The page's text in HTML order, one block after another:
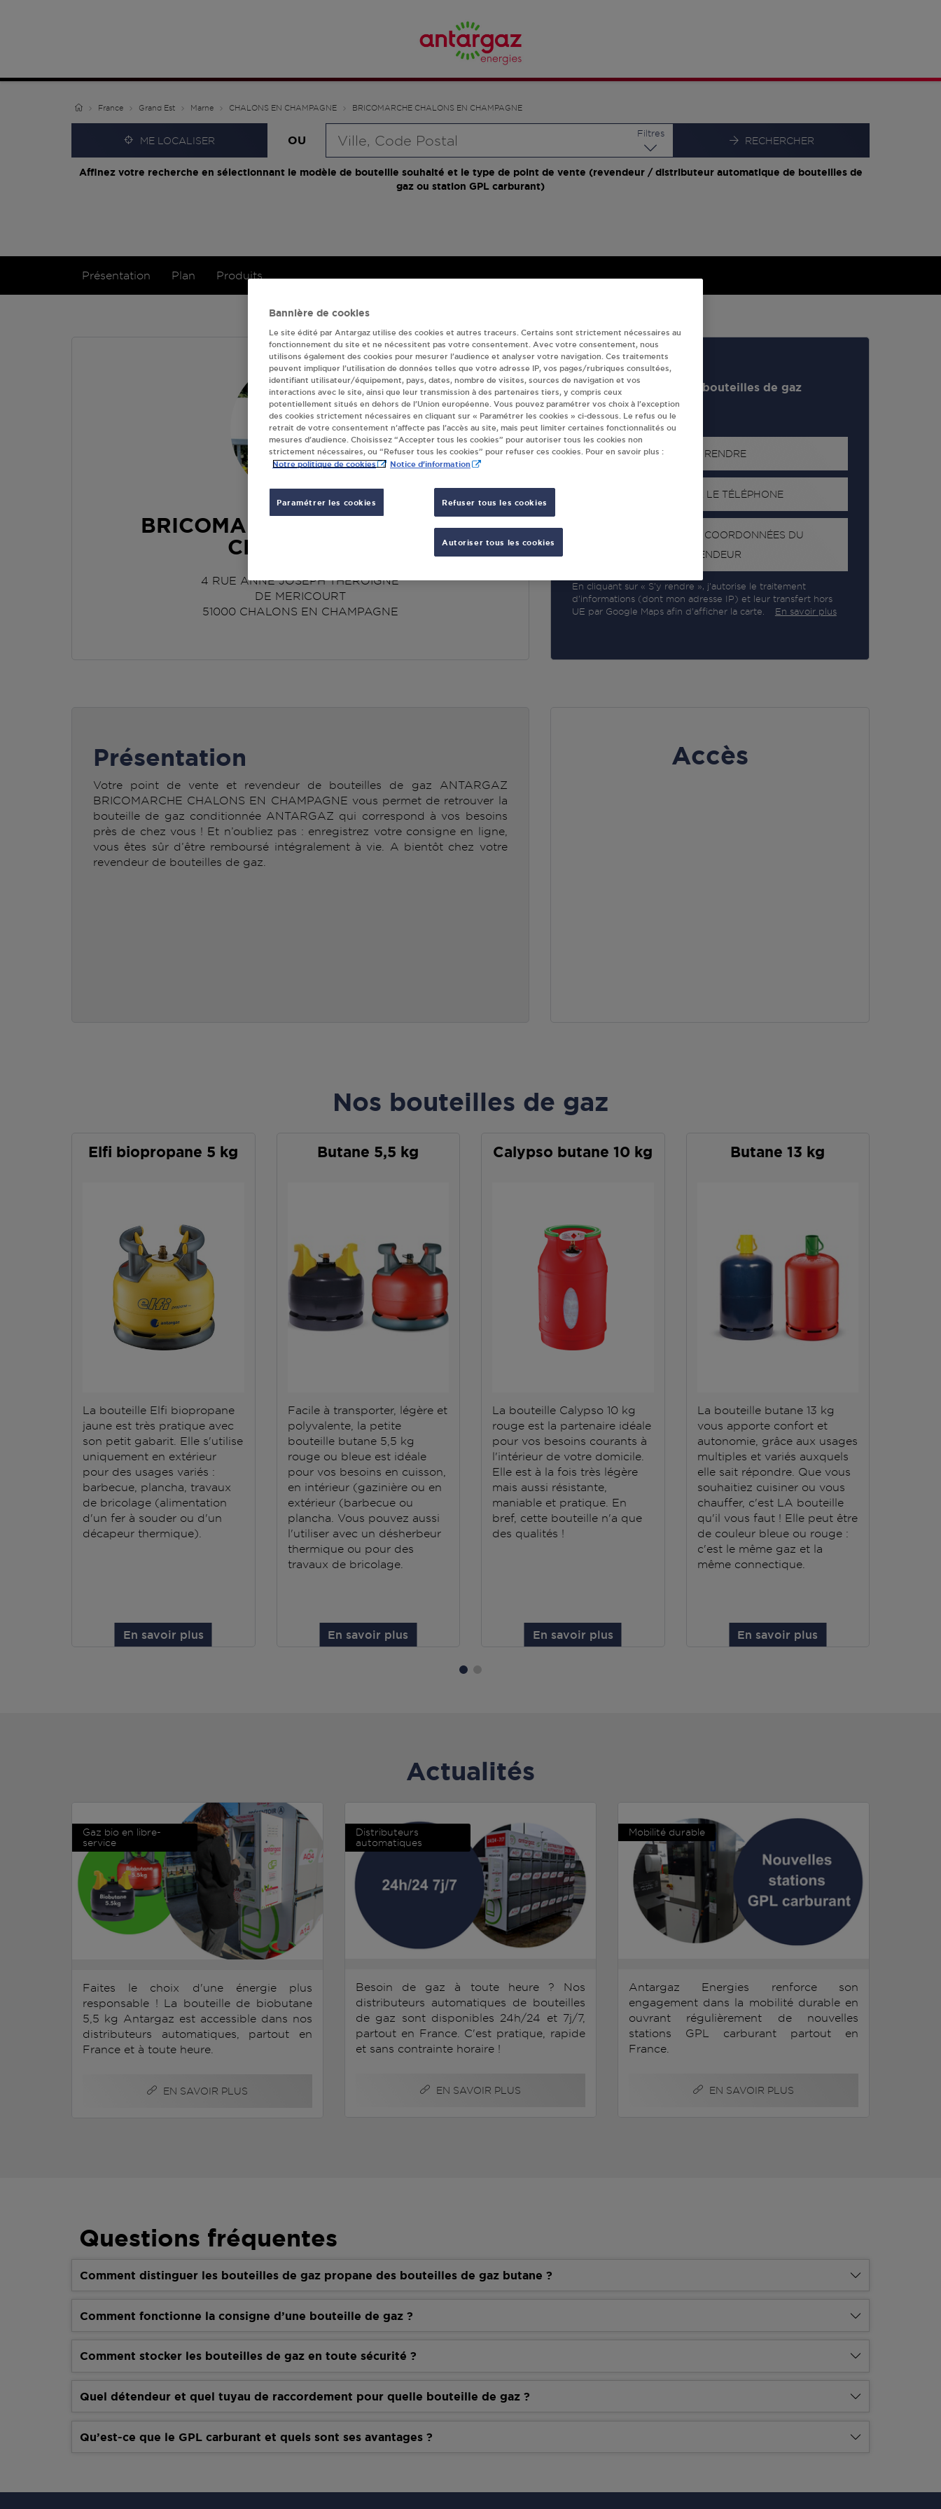
France Grand Est Marne CHALONS EN CHAMPAGNE BRICOMARCHE CHALONS EN CHAMPAGNE
ME LOCALISER OU
Filtres
RECHERCHER
Affinez votre recherche en sélectionnant le modèle de bouteille souhaité et le type de point de vente (revendeur / distributeur automatique de bouteilles de
gaz ou station GPL carburant)
Présentation Plan Produits
BRICOMARCHE CHALONS EN
CHAMPAGNE
4 RUE ANNE JOSEPH THEROIGNE
DE MERICOURT
51000 CHALONS EN CHAMPAGNE
Revendeur de bouteilles de gaz
S'Y RENDRE
AFFICHER LE TÉLÉPHONE
RECEVOIR LES COORDONNÉES DU
REVENDEUR
En cliquant sur « S’y rendre », j’autorise le traitement
d’informations (dont mon adresse IP) et leur transfert hors
UE par Google Maps afin d’afficher la carte.
En savoir plus
Accès
Présentation
Votre point de vente et revendeur de bouteilles de gaz ANTARGAZ
BRICOMARCHE CHALONS EN CHAMPAGNE vous permet de retrouver la
bouteille de gaz conditionnée ANTARGAZ qui correspond à vos besoins
près de chez vous ! Et n’oubliez pas : enregistrez votre consigne en ligne,
vous êtes sûr d’être remboursé intégralement à vie. A bientôt chez votre
revendeur de bouteilles de gaz.
Nos bouteilles de gaz
Elfi biopropane 5 kg
La bouteille Elfi biopropane
jaune est très pratique avec
son petit gabarit. Elle s'utilise
uniquement en extérieur
pour des usages variés :
barbecue, plancha, travaux
de bricolage (alimentation
d'un fer à souder ou d'un
décapeur thermique).
En savoir plus
Butane 5,5 kg
Facile à transporter, légère et
polyvalente, la petite
bouteille butane 5,5 kg
rouge ou bleue est idéale
pour vos besoins en cuisson,
en intérieur (gazinière ou en
extérieur (barbecue ou
plancha. Vous pouvez aussi
l'utiliser avec un désherbeur
thermique ou pour des
travaux de bricolage.
En savoir plus
Calypso butane 10 kg
La bouteille Calypso 10 kg
rouge est la partenaire idéale
pour vos besoins courants à
l'intérieur de votre domicile.
Elle est à la fois très légère
mais aussi résistante,
maniable et pratique. En
bref, cette bouteille n'a que
des qualités !
En savoir plus
Butane 13 kg
La bouteille butane 13 kg
vous apporte confort et
autonomie, grâce aux usages
multiples et variés auxquels
elle sait répondre. Que vous
souhaitiez cuisiner ou vous
chauffer, c'est LA bouteille
qu'il vous faut ! Elle peut être
de couleur bleue ou rouge :
c'est le même gaz et la
même connectique.
En savoir plus
Actualités
Gaz bio en libre-
service
Faites le choix d'une énergie plus
responsable ! La bouteille de biobutane
5,5 kg Antargaz est accessible dans nos
distributeurs automatiques, partout en
France et à toute heure.
EN SAVOIR PLUS
Distributeurs
automatiques
Besoin de gaz à toute heure ? Nos
distributeurs automatiques de bouteilles
de gaz sont disponibles 24h/24 et 7j/7,
partout en France. C'est pratique, rapide
et sans contrainte horaire !
EN SAVOIR PLUS
Mobilité durable
Antargaz Energies renforce son
engagement dans la mobilité durable en
ouvrant régulièrement de nouvelles
stations GPL carburant partout en
France.
EN SAVOIR PLUS
Questions fréquentes
Comment distinguer les bouteilles de gaz propane des bouteilles de gaz butane ?
Comment fonctionne la consigne d’une bouteille de gaz ?
Comment stocker les bouteilles de gaz en toute sécurité ?
Quel détendeur et quel tuyau de raccordement pour quelle bouteille de gaz ?
Qu’est-ce que le GPL carburant et quels sont ses avantages ?
Bannière de cookies
Le site édité par Antargaz utilise des cookies et autres traceurs. Certains sont strictement nécessaires au
fonctionnement du site et ne nécessitent pas votre consentement. Avec votre consentement, nous
utilisons également des cookies pour mesurer l’audience et analyser votre navigation. Ces traitements
peuvent impliquer l’utilisation de données telles que votre adresse IP, vos pages/rubriques consultées,
identifiant utilisateur/équipement, pays, dates, nombre de visites, sources de navigation et vos
interactions avec le site, ainsi que leur transmission à des partenaires tiers, y compris ceux
potentiellement situés en dehors de l’Union européenne. Vous pouvez paramétrer vos choix à l’exception
des cookies strictement nécessaires en cliquant sur « Paramétrer les cookies » ci-dessous. Le refus ou le
retrait de votre consentement n’affecte pas l’accès au site, mais peut limiter certaines fonctionnalités ou
mesures d’audience. Choisissez “Accepter tous les cookies” pour autoriser tous les cookies non
strictement nécessaires, ou “Refuser tous les cookies” pour refuser ces cookies. Pour en savoir plus :
Notre politique de cookies Notice d'information
Paramétrer les cookies Refuser tous les cookies
Autoriser tous les cookies